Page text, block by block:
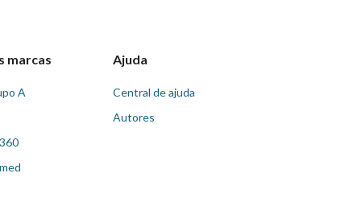
marcas
A
Ajuda
Central de ajuda
Autores